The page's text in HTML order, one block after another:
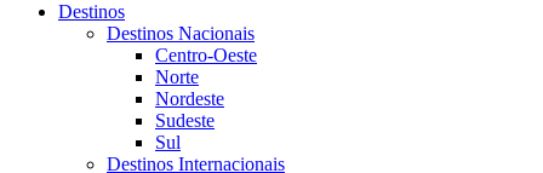
Destinos
Destinos Nacionais
Centro-Oeste
Norte
Nordeste
Sudeste
Sul
Destinos Internacionais